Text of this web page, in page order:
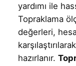
yardımı ile
Topraklama
değerleri,
hazırlanır.